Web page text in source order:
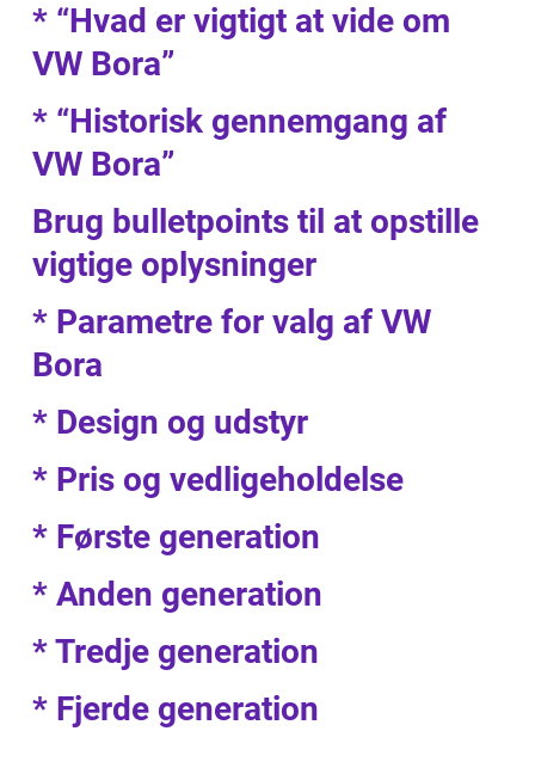
* “Hvad er vigtigt at vide om
VW Bora”
* “Historisk gennemgang af
VW Bora”
Brug bulletpoints til at opstille
vigtige oplysninger
* Parametre for valg af VW
Bora
* Design og udstyr
* Pris og vedligeholdelse
* Første generation
* Anden generation
* Tredje generation
* Fjerde generation